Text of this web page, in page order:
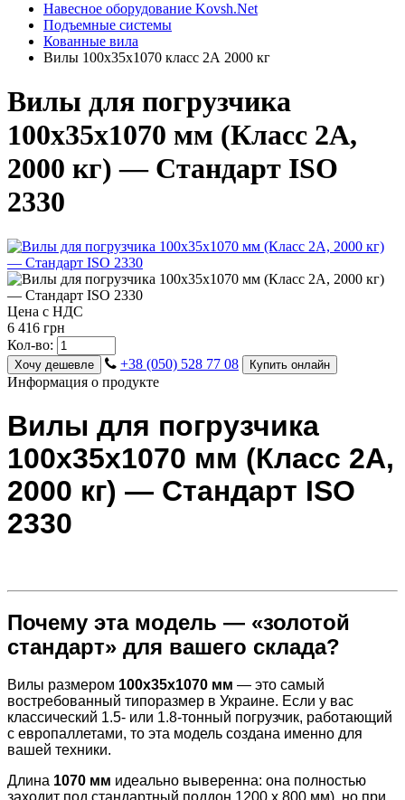
Навесное оборудование Kovsh.Net
Подъемные системы
Кованные вила
Вилы 100х35х1070 класс 2А 2000 кг
Вилы для погрузчика
100х35х1070 мм (Класс 2А,
2000 кг) — Стандарт ISO
2330
Цена с НДС
6 416 грн
Кол-во:
Хочу дешевле +38 (050) 528 77 08 Купить онлайн
Информация о продукте
Вилы для погрузчика
100х35х1070 мм (Класс 2А,
2000 кг) — Стандарт ISO
2330
Почему эта модель — «золотой
стандарт» для вашего склада?
Вилы размером 100х35х1070 мм — это самый
востребованный типоразмер в Украине. Если у вас
классический 1.5- или 1.8-тонный погрузчик, работающий
с европаллетами, то эта модель создана именно для
вашей техники.
Длина 1070 мм идеально выверенна: она полностью
заходит под стандартный поддон 1200 х 800 мм), но при